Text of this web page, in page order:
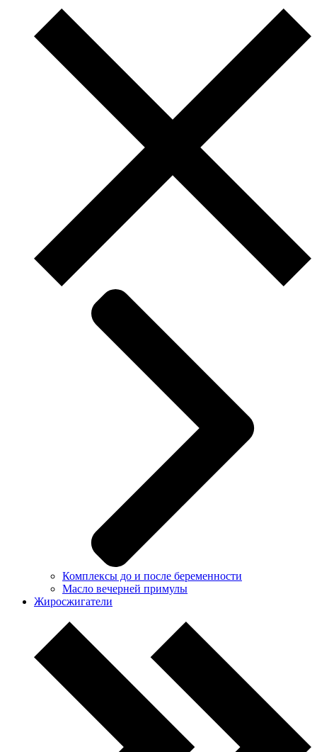
Комплексы до и после беременности
Масло вечерней примулы
Жиросжигатели